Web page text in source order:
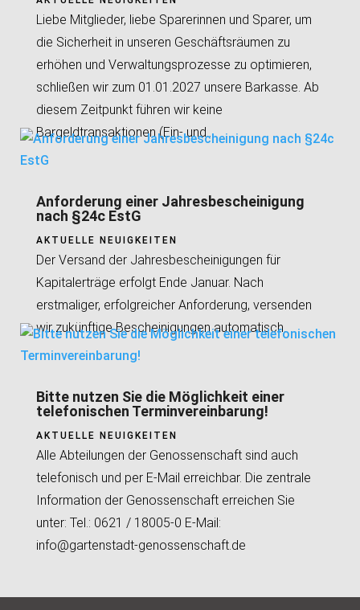
Liebe Mitglieder, liebe Sparerinnen und Sparer, um
die Sicherheit in unseren Geschäftsräumen zu
erhöhen und Verwaltungsprozesse zu optimieren,
schließen wir zum 01.01.2027 unsere Barkasse. Ab
diesem Zeitpunkt führen wir keine
Bargeldtransaktionen (Ein- und...
Anforderung einer Jahresbescheinigung
nach §24c EstG
AKTUELLE NEUIGKEITEN
Der Versand der Jahresbescheinigungen für
Kapitalerträge erfolgt Ende Januar. Nach
erstmaliger, erfolgreicher Anforderung, versenden
wir zukünftige Bescheinigungen automatisch.
Bitte nutzen Sie die Möglichkeit einer
telefonischen Terminvereinbarung!
AKTUELLE NEUIGKEITEN
Alle Abteilungen der Genossenschaft sind auch
telefonisch und per E-Mail erreichbar. Die zentrale
Information der Genossenschaft erreichen Sie
unter: Tel.: 0621 / 18005-0 E-Mail:
info@gartenstadt-genossenschaft.de